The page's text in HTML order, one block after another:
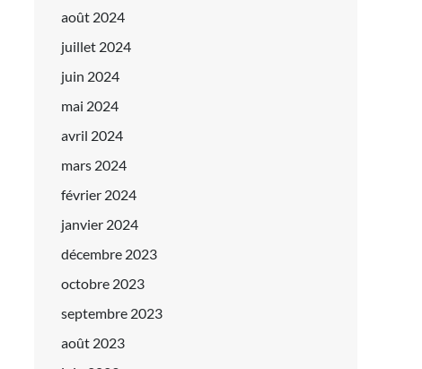
août 2024
juillet 2024
juin 2024
mai 2024
avril 2024
mars 2024
février 2024
janvier 2024
décembre 2023
octobre 2023
septembre 2023
août 2023